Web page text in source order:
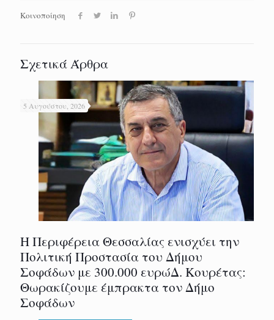
Κοινοποίηση
Σχετικά Άρθρα
5 Αυγούστου, 2026
Η Περιφέρεια Θεσσαλίας ενισχύει την
Πολιτική Προστασία του Δήμου
Σοφάδων με 300.000 ευρώΔ. Κουρέτας:
Θωρακίζουμε έμπρακτα τον Δήμο
Σοφάδων